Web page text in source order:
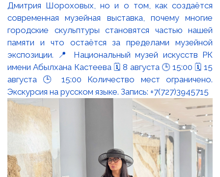
Дмитрия Шороховых, но и о том, как создаётся
современная музейная выставка, почему многие
городские скульптуры становятся частью нашей
памяти и что остаётся за пределами музейной
экспозиции. 📍 Национальный музей искусств РК
имени Абылхана Кастеева 🗓 8 августа 🕒 15:00 🗓 15
августа 🕒 15:00 Количество мест ограничено.
Экскурсия на русском языке. Запись: +7(727)3945715